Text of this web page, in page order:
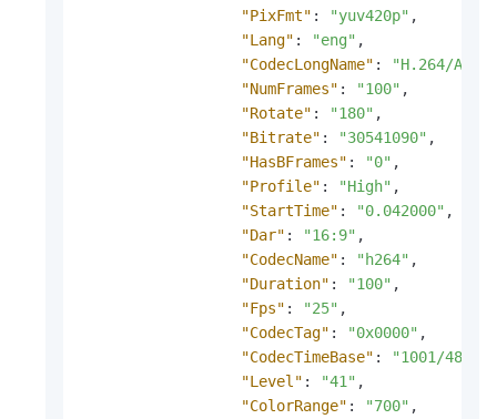
"PixFmt" : "yuv420p" ,
"Lang" : "eng" ,
"CodecLongName" :
"H.264/AVC/
"NumFrames" : "100" ,
"Rotate" : "180" ,
"Bitrate" : "30541090" ,
"HasBFrames" : "0" ,
"Profile" : "High" ,
"StartTime" : "0.042000" ,
"Dar" : "16:9" ,
"CodecName" : "h264" ,
"Duration" : "100" ,
"Fps" : "25" ,
"CodecTag" : "0x0000" ,
"CodecTimeBase" :
"1001/48000"
"Level" : "41" ,
"ColorRange" : "700" ,